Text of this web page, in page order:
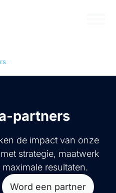
partners
de impact van onze
strategie, maatwerk
resultaten.
Word een partner